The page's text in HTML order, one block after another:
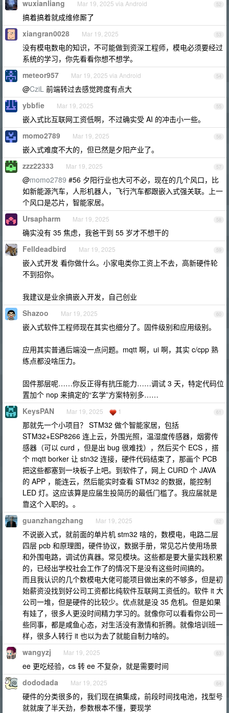
52
wuxianliang Mar 19, 2025 via Android
搞着搞着就成维修厮了
53
xiangran0028 Mar 19, 2025
没有模电数电的知识，不可能做到资深工程师，模电必须要经过
系统的学习，你先看看你想不想学。
54
meteor957 Mar 19, 2025 via Android
@CziL 前端转过去感觉跨度有点大
55
ybbfie Mar 19, 2025
嵌入式比互联网工资低啊，不过确实受 AI 的冲击小一些。
56
momo2789 Mar 19, 2025
嵌入式难度不大的，但已然是夕阳产业了。
57
zzz22333 Mar 19, 2025
@momo2789 #56 夕阳行业也大可不必，现在的几个风口，比
如新能源汽车，人形机器人，飞行汽车都跟嵌入式强关联。上一
个风口是芯片，智能家居。
58
Ursapharm Mar 19, 2025
确实没有 35 焦虑，我爸干到 55 岁才不想干的
59
Felldeadbird Mar 19, 2025
嵌入式开发 看你做什么。小家电类你工资上不去，高新硬件轮
不到招你。
我建议是业余搞嵌入开发，自己创业
60
Shazoo Mar 19, 2025
嵌入式软件工程师现在其实也细分了。固件级别和应用级别。
应用其实普通后端没一点问题。mqtt 啊，ui 啊，其实 c/cpp 熟
练点都没啥压力。
固件那层呢……你反正得有抗压能力……调试 3 天，特定代码位
置加个 nop 来搞定的“玄学”方案特别多……
61
KeysPAN Mar 19, 2025 1
那就先一个小项目？ STM32 做个智能家居，包括
STM32+ESP8266 连上云，外围光照，温湿度传感器，烟雾传
感器（可以 curd ，但是出 bug 很难找），然后买个 ECS ，搭
个 mqtt borker 让 stn32 连接，硬件代码结束了，那画个 PCB
把这些都塞到一块板子上吧。到软件了，网上 CURD 个 JAVA
的 APP ，能连云，然后能实时查看 STM32 的数据，能控制
LED 灯。这应该算是应届生投简历的最低门槛了。我应届就是
靠这个入职的。。
62
guanzhangzhang Mar 19, 2025
不说嵌入式，就前面的单片机 stm32 啥的，数模电，电路二层
四层 pcb 和原理图，硬件协议，数据手册，常见芯片使用场景
和外围电路，调试仿真器。常见模块。这些都是要大量实践积累
的，已经出学校社会工作了的情况下是没有这些时间搞的。
而且我认识的几个数模电大佬可能项目做出来的不够多，但是初
始薪资没找到好公司工资都比纯软件互联网工资低的。软件 it 大
公司一堆，但是硬件的比较少。优点就是没 35 危机。但是如果
有娃了，很多人更没时间精力学习的。就像你可以看看你公司一
些同事，都是咸鱼心态，对生活没有激情和折腾。就像培训班一
样，很多人转行 it 也以为去了就能自制力啥的。
63
wangyzj Mar 19, 2025
ee 更吃经验，cs 转 ee 不复杂，就是需要时间
64
dododada Mar 19, 2025
硬件的分类很多的，我们现在搞集成，前段时间找电池，找型号
就就废了半天劲，参数根本不懂，要现学